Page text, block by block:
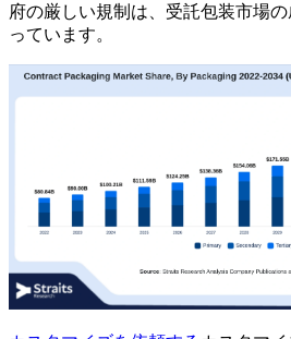
府の厳しい規制は、受託包装市場
っています。